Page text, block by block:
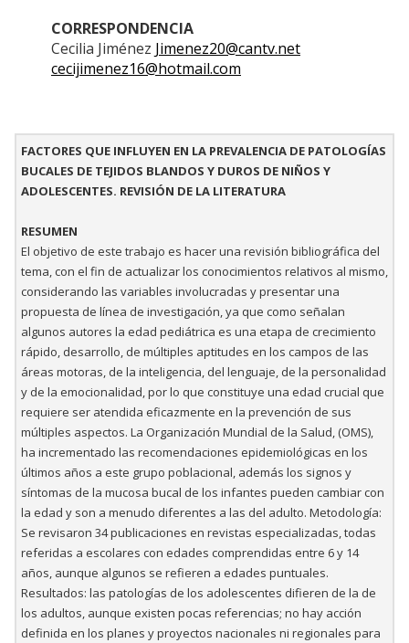
CORRESPONDENCIA
Cecilia Jiménez Jimenez20@cantv.net
cecijimenez16@hotmail.com
FACTORES QUE INFLUYEN EN LA PREVALENCIA DE PATOLOGÍAS
BUCALES DE TEJIDOS BLANDOS Y DUROS DE NIÑOS Y
ADOLESCENTES. REVISIÓN DE LA LITERATURA
RESUMEN
El objetivo de este trabajo es hacer una revisión bibliográfica del
tema, con el fin de actualizar los conocimientos relativos al mismo,
considerando las variables involucradas y presentar una
propuesta de línea de investigación, ya que como señalan
algunos autores la edad pediátrica es una etapa de crecimiento
rápido, desarrollo, de múltiples aptitudes en los campos de las
áreas motoras, de la inteligencia, del lenguaje, de la personalidad
y de la emocionalidad, por lo que constituye una edad crucial que
requiere ser atendida eficazmente en la prevención de sus
múltiples aspectos. La Organización Mundial de la Salud, (OMS),
ha incrementado las recomendaciones epidemiológicas en los
últimos años a este grupo poblacional, además los signos y
síntomas de la mucosa bucal de los infantes pueden cambiar con
la edad y son a menudo diferentes a las del adulto. Metodología:
Se revisaron 34 publicaciones en revistas especializadas, todas
referidas a escolares con edades comprendidas entre 6 y 14
años, aunque algunos se refieren a edades puntuales.
Resultados: las patologías de los adolescentes difieren de la de
los adultos, aunque existen pocas referencias; no hay acción
definida en los planes y proyectos nacionales ni regionales para